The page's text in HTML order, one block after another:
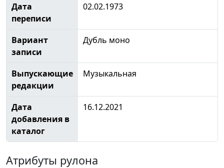
Дата
переписи
02.02.1973
Вариант
записи
Дубль моно
Выпускающие
редакции
Музыкальная
Дата
добавления в
каталог
16.12.2021
Атрибуты рулона